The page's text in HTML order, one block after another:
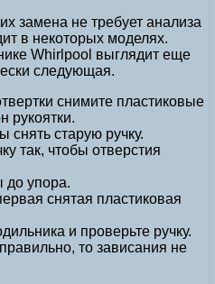
замена не требует анализа
в некоторых моделях.
Whirlpool выглядит еще
следующая.
снимите пластиковые
рукоятки.
снять старую ручку.
так, чтобы отверстия
до упора.
снятая пластиковая
и проверьте ручку.
то зависания не